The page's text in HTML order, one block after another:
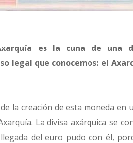
es la cuna de una
legal que conocemos: el
la creación de esta moneda en
La divisa axárquica se
del euro pudo con él,